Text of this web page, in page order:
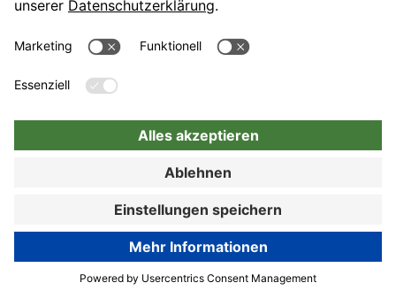
Zur Buchung